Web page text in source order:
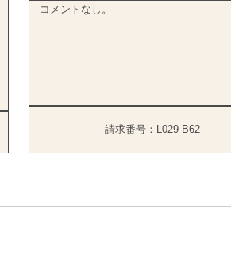
コメントなし。
請求番号：L029 B62